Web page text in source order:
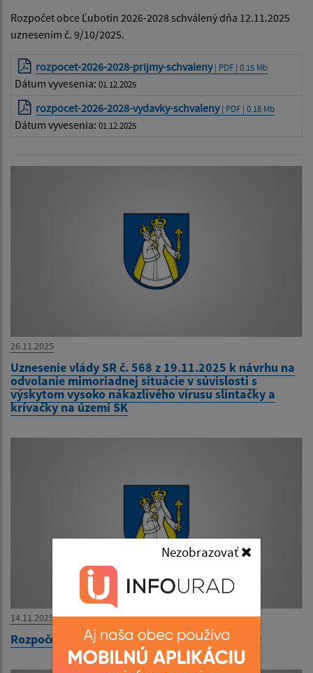
Nezobrazovať
Rozpočet obce Ľubotín 2026-2028 schválený dňa 12.11.2025
uznesením č. 9/10/2025.
rozpocet-2026-2028-prijmy-schvaleny| PDF | 0.15 Mb
Dátum vyvesenia: 01.12.2025
rozpocet-2026-2028-vydavky-schvaleny| PDF | 0.18 Mb
Dátum vyvesenia: 01.12.2025
26.11.2025
Uznesenie vlády SR č. 568 z 19.11.2025 k návrhu na
odvolanie mimoriadnej situácie v súvislosti s
výskytom vysoko nákazlivého vírusu slintačky a
krívačky na území SK
14.11.2025
Rozpočet obce Ľubotín 2026-2028 - schválený